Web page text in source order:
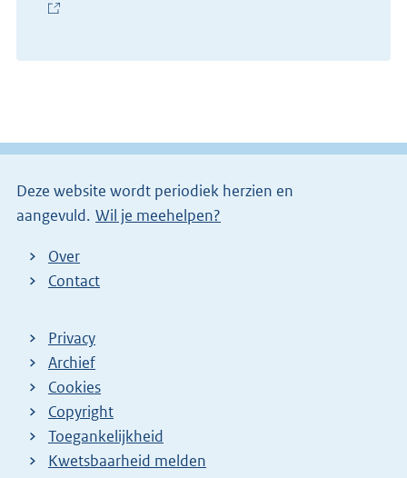
x
n
Deze website wordt periodiek herzien en
aangevuld. Wil je meehelpen?
Over
Contact
Privacy
Archief
Cookies
Copyright
Toegankelijkheid
Kwetsbaarheid melden